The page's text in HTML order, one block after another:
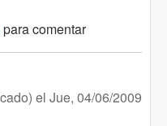
para comentar
el Jue, 04/06/2009